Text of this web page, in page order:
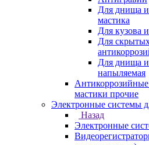
Для днища и
мастика
Для кузова
Для
Для днища
напыляемая
мастики прочие
Электронные системы
Назад
Электронные